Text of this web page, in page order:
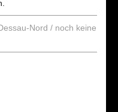
Nord / noch keine